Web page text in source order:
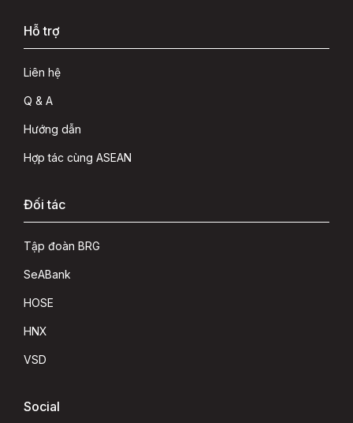
Hỗ trợ
Liên hệ
Q & A
Hướng dẫn
Hợp tác cùng ASEAN
Đối tác
Tập đoàn BRG
SeABank
HOSE
HNX
VSD
Social